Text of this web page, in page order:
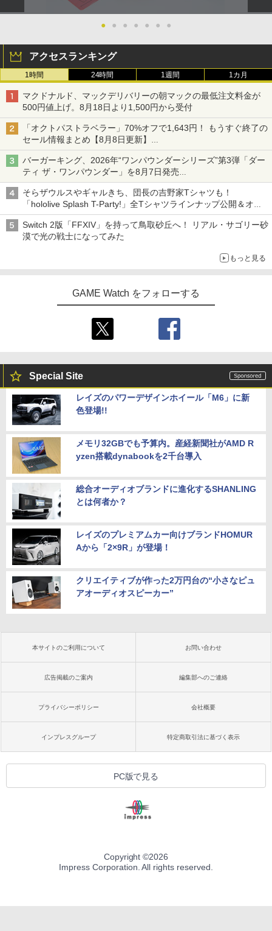
● ● ● ● ● ● ●
アクセスランキング
1時間 24時間 1週間 1カ月
マクドナルド、マックデリバリーの朝マックの最低注文料金が
500円値上げ。8月18日より1,500円から受付
「オクトパストラベラー」70%オフで1,643円！ もうすぐ終了の
セール情報まとめ【8月8日更新】
ニンテンドーeショップでは「大神 絶景版」が67%オフで990円
バーガーキング、2026年“ワンパウンダーシリーズ”第3弾「ダー
ティ ザ・ワンパウンダー」を8月7日発売
「特製ガーリックマヨソース」を使用した超大型チーズバーガー
そらザウルスやギャルきち、団長の吉野家Tシャツも！
「hololive Splash T-Party!」全Tシャツラインナップ公開＆オン
ライン販売開始
Switch 2版「FFXIV」を持って鳥取砂丘へ！ リアル・サゴリー砂
漠で光の戦士になってみた
もっと見る
GAME Watch をフォローする
Special Site
レイズのパワーデザインホイール「M6」に新
色登場!!
メモリ32GBでも予算内。産経新聞社がAMD R
yzen搭載dynabookを2千台導入
総合オーディオブランドに進化するSHANLING
とは何者か？
レイズのプレミアムカー向けブランドHOMUR
Aから「2×9R」が登場！
クリエイティブが作った2万円台の“小さなピュ
アオーディオスピーカー”
本サイトのご利用について お問い合わせ
広告掲載のご案内 編集部へのご連絡
プライバシーポリシー 会社概要
インプレスグループ 特定商取引法に基づく表示
PC版で見る
Copyright ©2026
Impress Corporation. All rights reserved.